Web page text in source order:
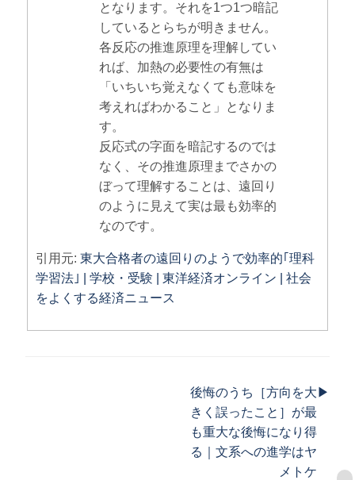
となります。それを1つ1つ暗記
しているとらちが明きません。
各反応の推進原理を理解してい
れば、加熱の必要性の有無は
「いちいち覚えなくても意味を
考えればわかること」となりま
す。
反応式の字面を暗記するのでは
なく、その推進原理までさかの
ぼって理解することは、遠回り
のように見えて実は最も効率的
なのです。
引用元: 東大合格者の遠回りのようで効率的｢理科
学習法｣ | 学校・受験 | 東洋経済オンライン | 社会
をよくする経済ニュース
後悔のうち［方向を大
きく誤ったこと］が最
も重大な後悔になり得
る｜文系への進学はヤ
メトケ
▶